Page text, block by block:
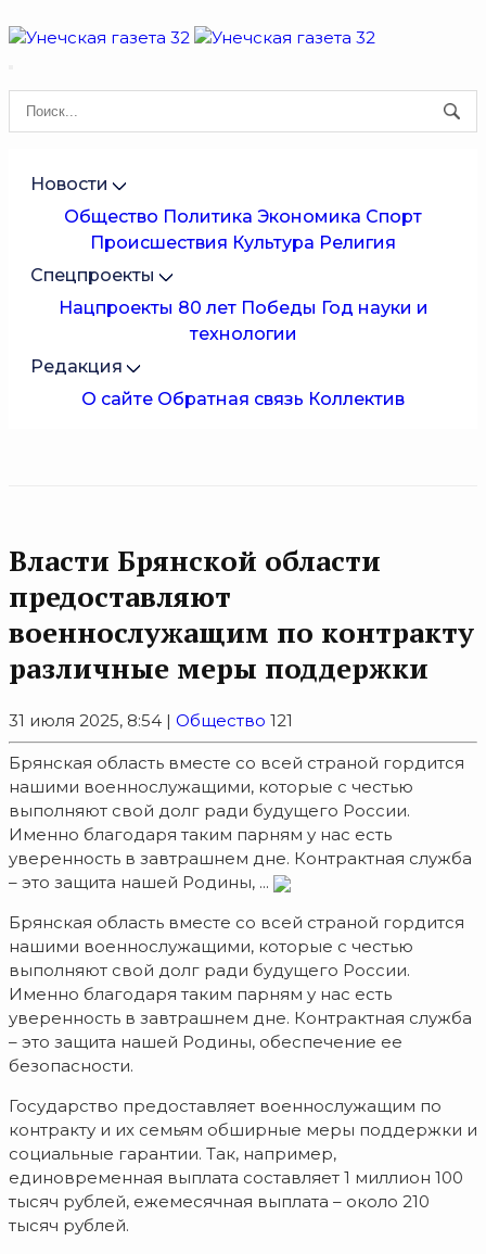
Новости
Общество Политика Экономика Спорт
Происшествия Культура Религия
Спецпроекты
Нацпроекты 80 лет Победы Год науки и
технологии
Редакция
О сайте Обратная связь Коллектив
Власти Брянской области
предоставляют
военнослужащим по контракту
различные меры поддержки
31 июля 2025, 8:54 | Общество 121
Брянская область вместе со всей страной гордится
нашими военнослужащими, которые с честью
выполняют свой долг ради будущего России.
Именно благодаря таким парням у нас есть
уверенность в завтрашнем дне. Контрактная служба
– это защита нашей Родины, ...
Брянская область вместе со всей страной гордится
нашими военнослужащими, которые с честью
выполняют свой долг ради будущего России.
Именно благодаря таким парням у нас есть
уверенность в завтрашнем дне. Контрактная служба
– это защита нашей Родины, обеспечение ее
безопасности.
Государство предоставляет военнослужащим по
контракту и их семьям обширные меры поддержки и
социальные гарантии. Так, например,
единовременная выплата составляет 1 миллион 100
тысяч рублей, ежемесячная выплата – около 210
тысяч рублей.